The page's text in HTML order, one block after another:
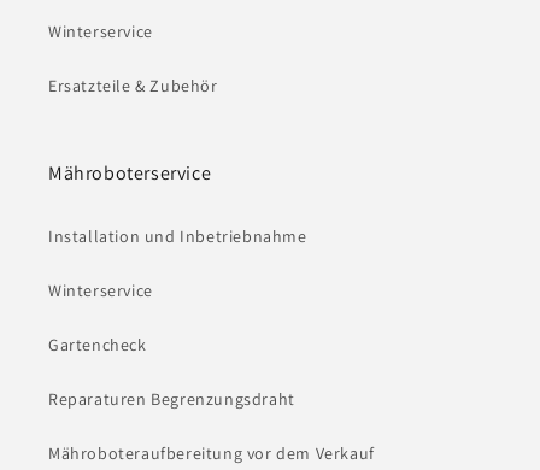
Winterservice
Ersatzteile & Zubehör
Mähroboterservice
Installation und Inbetriebnahme
Winterservice
Gartencheck
Reparaturen Begrenzungsdraht
Mähroboteraufbereitung vor dem Verkauf